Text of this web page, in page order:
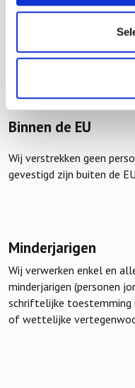
deze gegevens af te
persoonsgegevens delen
Binnen de EU
Wij verstrekken geen
gevestigd zijn buiten de
Minderjarigen
Wij verwerken enkel en
minderjarigen (personen
schriftelijke toestemming
of wettelijke